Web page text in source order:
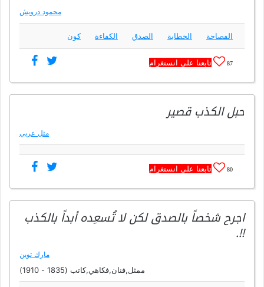
محمود درويش
الفصاحة الخطابة الصدق الكفاءة كون
87 تابعنا على انستغرام
حبل الكذب قصير
مثل عربي
80 تابعنا على انستغرام
اجرح شخصاً بالصدق لكن لا تُسعِده أبداً بالكذب
!!.
مارك توين
ممثل,فنان,فكاهي,كاتب (1835 - 1910)